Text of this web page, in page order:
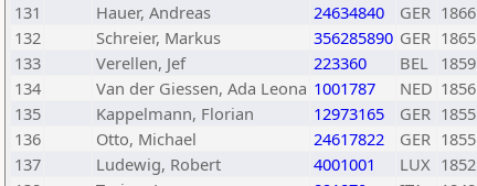
131
Hauer, Andreas 24634840 GER 1866
132
Schreier, Markus 356285890 GER 1865
133
Verellen, Jef 223360 BEL 1859
134
Van der Giessen, Ada Leona 1001787 NED 1856
135
Kappelmann, Florian 12973165 GER 1855
136
Otto, Michael 24617822 GER 1855
137
Ludewig, Robert 4001001 LUX 1852